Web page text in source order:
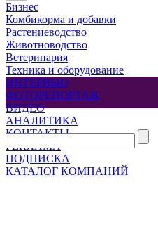
Бизнес
Комбикорма и добавки
Растениеводство
Животноводство
Ветеринария
Техника и оборудование
ИНТЕРВЬЮ
ФОТОРЕПОРТАЖ
ВИДЕО
АНАЛИТИКА
КОНТАКТЫ
РЕКЛАМА
ПОДПИСКА
КАТАЛОГ КОМПАНИЙ